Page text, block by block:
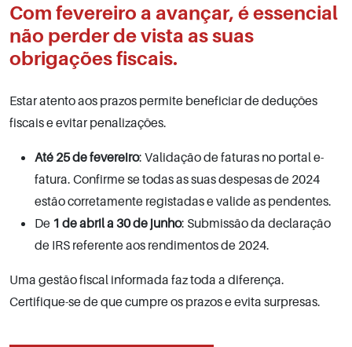
Com fevereiro a avançar, é essencial
não perder de vista as suas
obrigações fiscais.
Estar atento aos prazos permite beneficiar de deduções
fiscais e evitar penalizações.
Até 25 de fevereiro: Validação de faturas no portal e-
fatura. Confirme se todas as suas despesas de 2024
estão corretamente registadas e valide as pendentes.
De 1 de abril a 30 de junho: Submissão da declaração
de IRS referente aos rendimentos de 2024.
Uma gestão fiscal informada faz toda a diferença.
Certifique-se de que cumpre os prazos e evita surpresas.